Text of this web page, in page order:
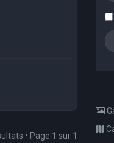
• Page 1 sur 1